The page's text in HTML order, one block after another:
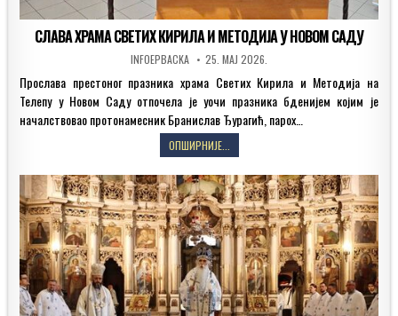
СЛАВА ХРАМА СВЕТИХ КИРИЛА И МЕТОДИЈА У НОВОМ САДУ
AUTHOR:
INFOEPBACKA PUBLISHED
DATE:
25. МАЈ 2026.
Прослава престоног празника храма Светих Кирила и Методија на
Телепу у Новом Саду отпочела је уочи празника бденијем којим је
началствовао протонамесник Бранислав Ђурагић, парох…
ОПШИРНИЈЕ...
ХРАМА
СВЕТИХ
КИРИЛА
И
МЕТОДИЈА
У
НОВОМ
САДУ